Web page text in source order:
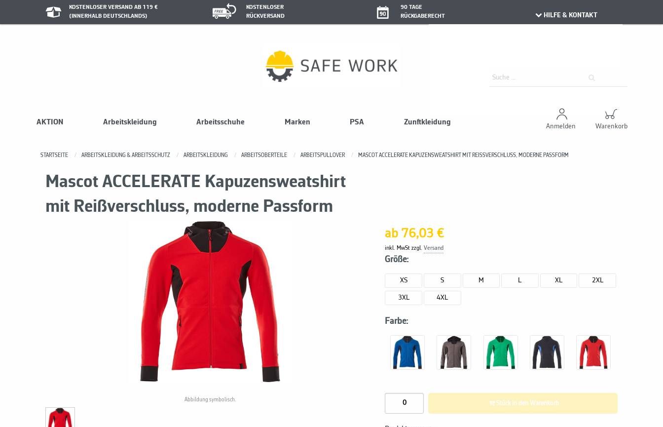
KOSTENLOSER VERSAND AB 119 €
(INNERHALB DEUTSCHLANDS)
KOSTENLOSER
RÜCKVERSAND
90 TAGE
RÜCKGABERECHT
HILFE & KONTAKT
AKTION Arbeitskleidung Arbeitsschuhe Marken PSA Zunftkleidung
Anmelden Warenkorb
STARTSEITE ARBEITSKLEIDUNG & ARBEITSSCHUTZ ARBEITSKLEIDUNG ARBEITSOBERTEILE ARBEITSPULLOVER MASCOT ACCELERATE KAPUZENSWEATSHIRT MIT REISSVERSCHLUSS, MODERNE PASSFORM
Mascot ACCELERATE Kapuzensweatshirt
mit Reißverschluss, moderne Passform
Abbildung symbolisch.
ab 76,03 €
inkl. MwSt zzgl.Versand
Größe:
XS S M L XL 2XL
3XL 4XL
Farbe:
Stück in den Warenkorb